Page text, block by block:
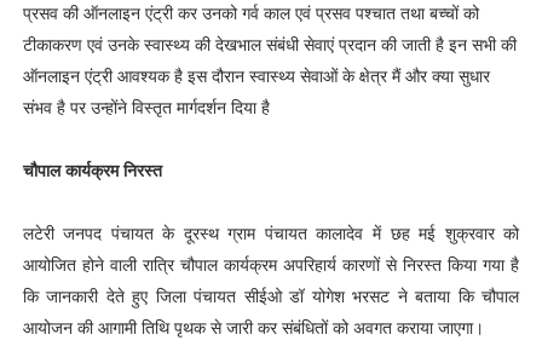
प्रसव की ऑनलाइन एंट्री कर उनको गर्व काल एवं प्रसव पश्चात तथा बच्चों को
टीकाकरण एवं उनके स्वास्थ्य की देखभाल संबंधी सेवाएं प्रदान की जाती है इन सभी की
ऑनलाइन एंट्री आवश्यक है इस दौरान स्वास्थ्य सेवाओं के क्षेत्र मैं और क्या सुधार
संभव है पर उन्होंने विस्तृत मार्गदर्शन दिया है
चौपाल कार्यक्रम निरस्त
लटेरी जनपद पंचायत के दूरस्थ ग्राम पंचायत कालादेव में छह मई शुक्रवार को
आयोजित होने वाली रात्रि चौपाल कार्यक्रम अपरिहार्य कारणों से निरस्त किया गया है
कि जानकारी देते हुए जिला पंचायत सीईओ डॉ योगेश भरसट ने बताया कि चौपाल
आयोजन की आगामी तिथि पृथक से जारी कर संबंधितों को अवगत कराया जाएगा।